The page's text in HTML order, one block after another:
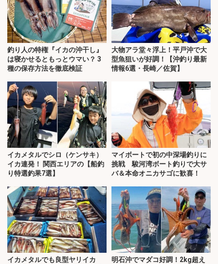
釣り人の特権『イカの沖干し』
は寝かせるともっとウマい？ 3
種の保存方法を徹底検証
大物アラ堂々浮上！平戸沖で大
型魚狙いが好調！【沖釣り最新
情報6選・長崎／佐賀】
イカメタルでシロ（ケンサキ）
イカ連発！ 関西エリアの【船釣
り特選釣果7選】
マイボートで初の中深場釣りに
挑戦 駿河湾ボート釣りで大サ
バ＆本命オニカサゴに歓喜！
イカメタルでも良型ヤリイカ
明石沖でマダコ好調！2kg超え